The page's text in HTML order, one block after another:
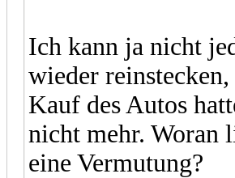
Ich kann ja nicht
wieder
Kauf des Autos
nicht mehr. Woran
eine Vermutung?